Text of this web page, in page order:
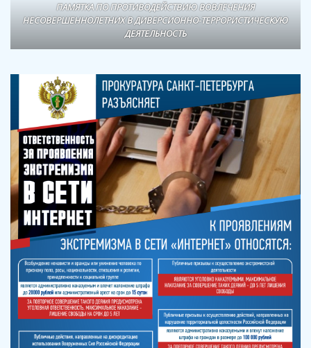
ПАМЯТКА ПО ПРОТИВОДЕЙСТВИЮ ВОВЛЕЧЕНИЯ
НЕСОВЕРШЕННОЛЕТНИХ В ДИВЕРСИОННО-ТЕРРОРИСТИЧЕСКУЮ
ДЕЯТЕЛЬНОСТЬ